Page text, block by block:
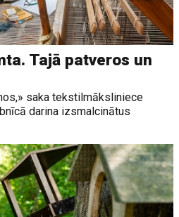
Tajā patveros un
saka tekstilmāksliniece
darina izsmalcinātus